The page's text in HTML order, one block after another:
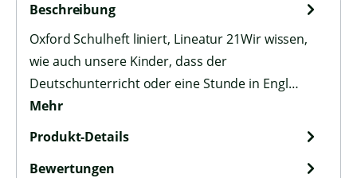
Beschreibung
Oxford Schulheft liniert, Lineatur 21Wir wissen,
wie auch unsere Kinder, dass der
Deutschunterricht oder eine Stunde in Engl…
Mehr
Produkt-Details
Bewertungen